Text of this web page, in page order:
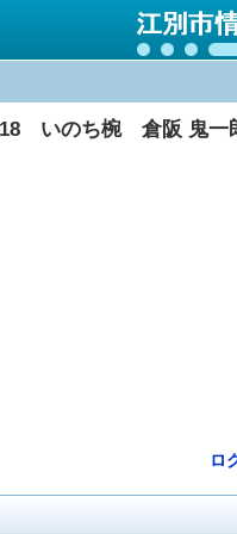
いのち椀 倉阪 鬼一
ロ